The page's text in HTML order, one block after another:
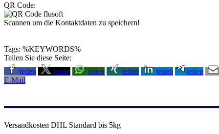
QR Code:
Scannen um die Kontaktdaten zu speichern!
Tags: %KEYWORDS%
Teilen Sie diese Seite:
teilen
teilen teilen teilen teilen
teilen
E-Mail
Versandkosten DHL Standard bis 5kg